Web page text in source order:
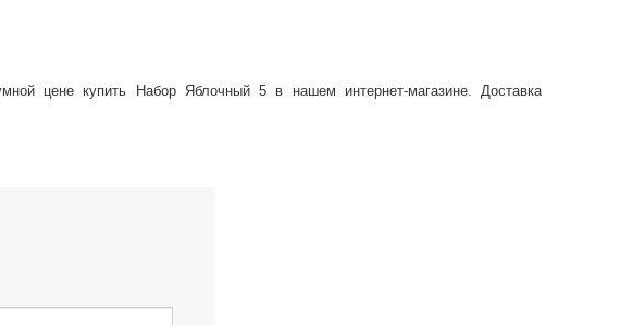
цене купить Набор Яблочный 5 в нашем интернет-магазине. Доставка